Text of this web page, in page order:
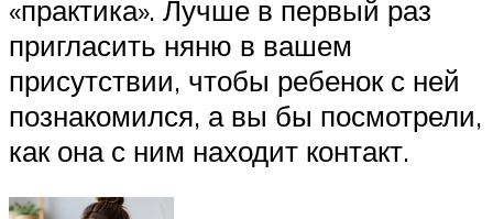
«практика». Лучше в первый раз
пригласить няню в вашем
присутствии, чтобы ребенок с ней
познакомился, а вы бы посмотрели,
как она с ним находит контакт.